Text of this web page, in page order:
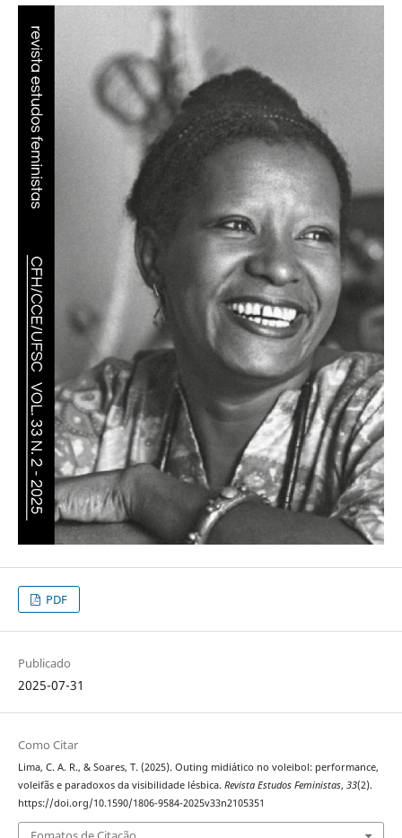
PDF
Publicado
2025-07-31
Como Citar
Lima, C. A. R., & Soares, T. (2025). Outing midiático no voleibol: performance,
voleifãs e paradoxos da visibilidade lésbica. Revista Estudos Feministas, 33(2).
https://doi.org/10.1590/1806-9584-2025v33n2105351